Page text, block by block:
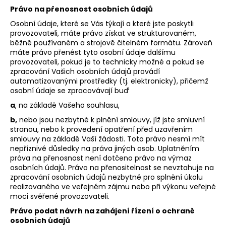
Právo na přenosnost osobních údajů
Osobní údaje, které se Vás týkají a které jste poskytli
provozovateli, máte právo získat ve strukturovaném,
běžně používaném a strojově čitelném formátu. Zároveň
máte právo přenést tyto osobní údaje dalšímu
provozovateli, pokud je to technicky možné a pokud se
zpracování Vašich osobních údajů provádí
automatizovanými prostředky (tj. elektronicky), přičemž
osobní údaje se zpracovávají buď
a, na základě Vašeho souhlasu,
b, nebo jsou nezbytné k plnění smlouvy, jíž jste smluvní
stranou, nebo k provedení opatření před uzavřením
smlouvy na základě Vaší žádosti. Toto právo nesmí mít
nepříznivé důsledky na práva jiných osob. Uplatněním
práva na přenosnost není dotčeno právo na výmaz
osobních údajů. Právo na přenositelnost se nevztahuje na
zpracování osobních údajů nezbytné pro splnění úkolu
realizovaného ve veřejném zájmu nebo při výkonu veřejné
moci svěřené provozovateli.
Právo podat návrh na zahájení řízení o ochraně
osobních údajů